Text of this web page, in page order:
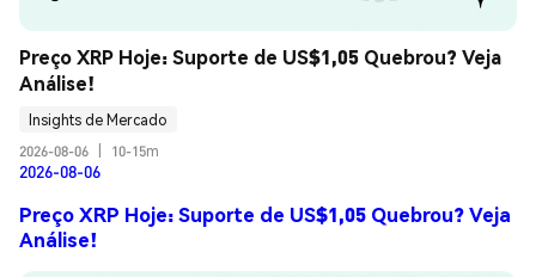
Preço XRP Hoje: Suporte de US$1,05 Quebrou? Veja
Análise!
Insights de Mercado
2026-08-06
10-15m
2026-08-06
Preço XRP Hoje: Suporte de US$1,05 Quebrou? Veja
Análise!